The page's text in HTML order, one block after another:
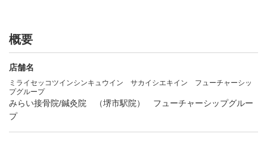
概要
店舗名
ミライセッコツインシンキュウイン サカイシエキイン フューチャーシッ
プグループ
みらい接骨院/鍼灸院 （堺市駅院） フューチャーシップグルー
プ